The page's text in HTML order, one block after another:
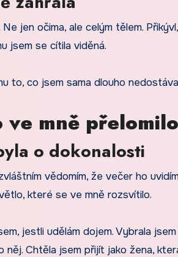
Ne jen očima, ale celým tělem.
jsem se cítila viděná.
to, co jsem sama dlouho
ve mně přelomilo
o dokonalosti
vědomím, že večer ho
které se ve mně rozsvítilo.
jestli udělám dojem. Vybrala
Chtěla jsem přijít jako žena,